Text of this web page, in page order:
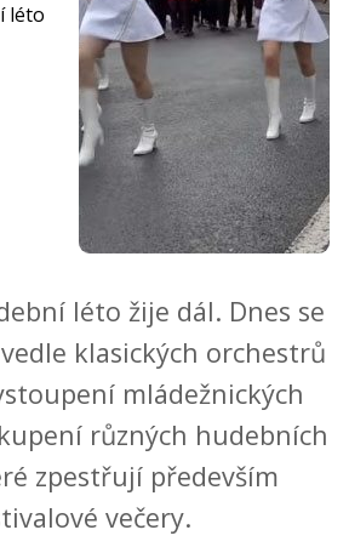
léto
léto žije dál. Dnes se
klasických orchestrů
mládežnických
různých hudebních
zpestřují především
večery.